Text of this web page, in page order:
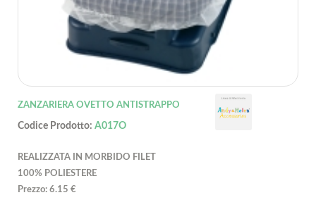
ZANZARIERA OVETTO ANTISTRAPPO
Codice Prodotto: A017O
REALIZZATA IN MORBIDO FILET
100% POLIESTERE
Prezzo: 6.15 €